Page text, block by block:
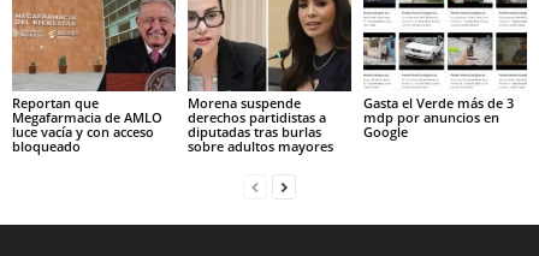
Reportan que
Megafarmacia de AMLO
luce vacía y con acceso
bloqueado
Morena suspende
derechos partidistas a
diputadas tras burlas
sobre adultos mayores
Gasta el Verde más de 3
mdp por anuncios en
Google